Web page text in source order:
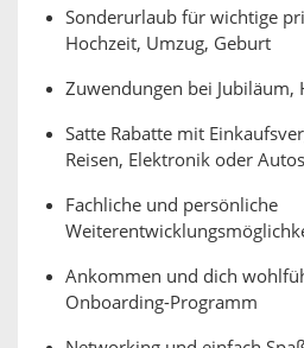
Sonderurlaub für wichtige
Hochzeit, Umzug, Geburt
Zuwendungen bei Jubiläum,
Satte Rabatte mit
Reisen, Elektronik oder Autos
Fachliche und persönliche
Ankommen und dich
Onboarding-Programm